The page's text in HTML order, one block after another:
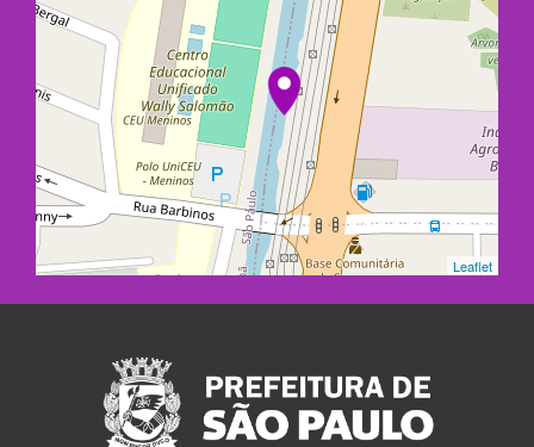
Leaflet